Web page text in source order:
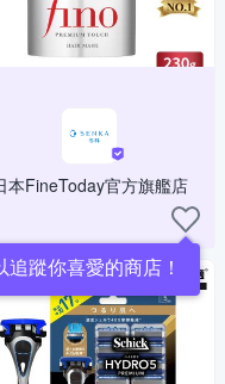
本FineToday官方旗艦店
追蹤你喜愛的商店！